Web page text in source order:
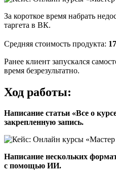
За короткое время набрать
таргета в ВК.
Средняя стоимость продукта:
Ранее клиент запускался
время безрезультатно.
Ход работы:
Написание статьи «Все о
закрепленную запись.
Написание нескольких
с помощью ИИ.